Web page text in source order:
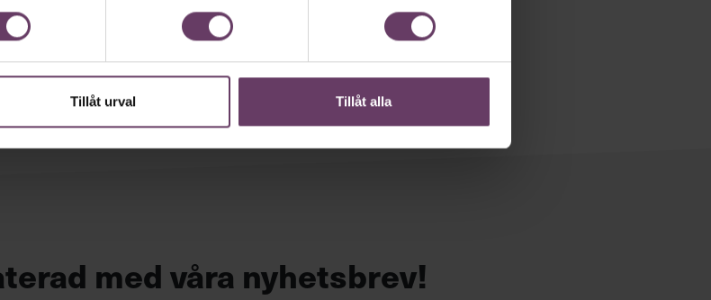
Tillåt urval Tillåt alla
med våra nyhetsbrev!